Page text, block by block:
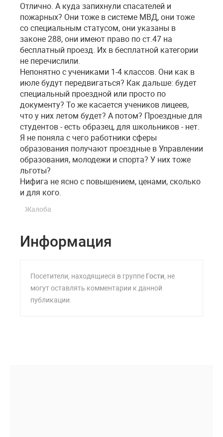
Отлично. А куда запихнули спасателей и
пожарных? Они тоже в системе МВД, они тоже
со специальным статусом, они указаны в
законе 288, они имеют право по ст.47 на
бесплатный проезд. Их в бесплатной категории
не перечислили.
Непонятно с учениками 1-4 классов. Они как в
июле будут передвигаться? Как дальше: будет
специальный проездной или просто по
документу? То же касается учеников лицеев,
что у них летом будет? А потом? Проездные для
студентов - есть образец, для школьников - нет.
Я не поняла c чего работники сферы
образования получают проездные в Управлении
образования, молодежи и спорта? У них тоже
льготы?
Нифига не ясно с повышением, ценами, сколько
и для кого.
Жалоба
Информация
Посетители, находящиеся в группе Гости, не
могут оставлять комментарии к данной
публикации.